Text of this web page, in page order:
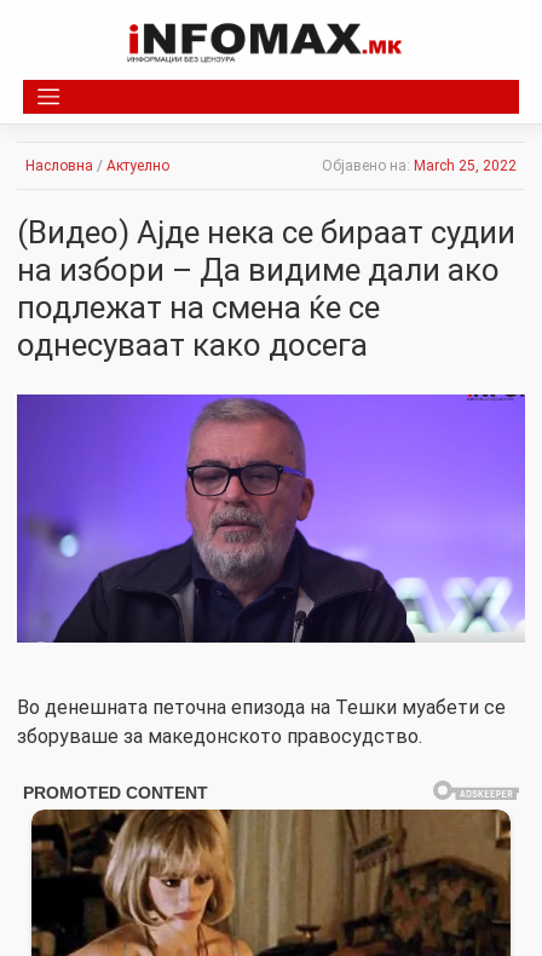
Насловна / Актуелно Објавено на: March 25, 2022
(Видео) Ајде нека се бираат судии
на избори – Да видиме дали ако
подлежат на смена ќе се
однесуваат како досега
Во денешната петочна епизода на Тешки муабети се
зборуваше за македонското правосудство.